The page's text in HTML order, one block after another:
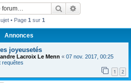
Rechercher
• Page 1 sur 1
Annonces
joyeusetés
Lacroix Le Menn « 07 nov. 2017, 00:25
requêtes
1 2